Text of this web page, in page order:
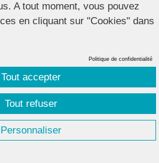
Mentions légales
A tout moment, vous pouvez
en cliquant sur "Cookies" dans
Tout accepter
Tout refuser
Personnaliser
Politique de confidentialité